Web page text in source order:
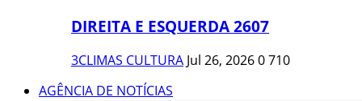
DIREITA E ESQUERDA 2607
3CLIMAS CULTURA Jul 26, 20260710
AGÊNCIA DE NOTÍCIAS